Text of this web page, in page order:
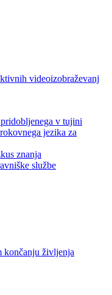
videoizobraževanj
v tujini
jezika za
znanja
službe
končanju življenja